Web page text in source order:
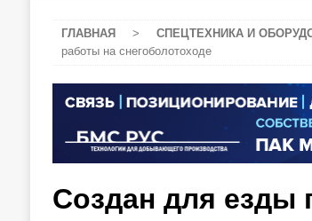
ГЛАВНАЯ > СПЕЦТЕХНИКА И
работы на снегоболотоходе
Создан для езды